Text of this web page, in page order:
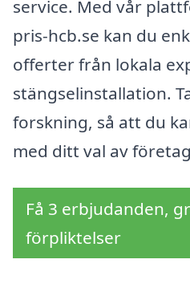
service. Med vår
pris-hcb.se kan du
offerter från lokala
stängselinstallation.
forskning, så att du
med ditt val av
Få 3 erbjudanden,
förpliktelser